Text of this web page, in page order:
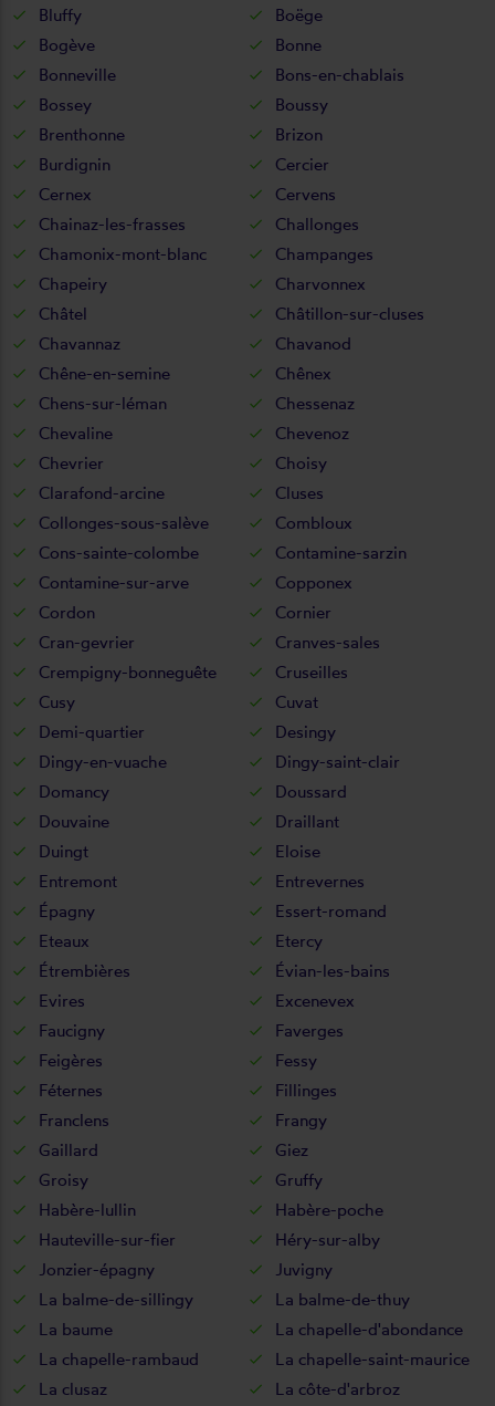
Bluffy
Boëge
Bogève
Bonne
Bonneville
Bons-en-chablais
Bossey
Boussy
Brenthonne
Brizon
Burdignin
Cercier
Cernex
Cervens
Chainaz-les-frasses
Challonges
Chamonix-mont-blanc
Champanges
Chapeiry
Charvonnex
Châtel
Châtillon-sur-cluses
Chavannaz
Chavanod
Chêne-en-semine
Chênex
Chens-sur-léman
Chessenaz
Chevaline
Chevenoz
Chevrier
Choisy
Clarafond-arcine
Cluses
Collonges-sous-salève
Combloux
Cons-sainte-colombe
Contamine-sarzin
Contamine-sur-arve
Copponex
Cordon
Cornier
Cran-gevrier
Cranves-sales
Crempigny-bonneguête
Cruseilles
Cusy
Cuvat
Demi-quartier
Desingy
Dingy-en-vuache
Dingy-saint-clair
Domancy
Doussard
Douvaine
Draillant
Duingt
Eloise
Entremont
Entrevernes
Épagny
Essert-romand
Eteaux
Etercy
Étrembières
Évian-les-bains
Evires
Excenevex
Faucigny
Faverges
Feigères
Fessy
Féternes
Fillinges
Franclens
Frangy
Gaillard
Giez
Groisy
Gruffy
Habère-lullin
Habère-poche
Hauteville-sur-fier
Héry-sur-alby
Jonzier-épagny
Juvigny
La balme-de-sillingy
La balme-de-thuy
La baume
La chapelle-d'abondance
La chapelle-rambaud
La chapelle-saint-maurice
La clusaz
La côte-d'arbroz